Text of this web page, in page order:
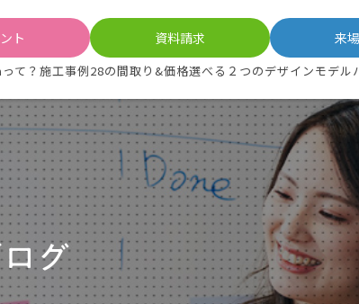
ト 資料請求 来
て？ 施工事例28の間取り&価格選べる２つのデザインモデル